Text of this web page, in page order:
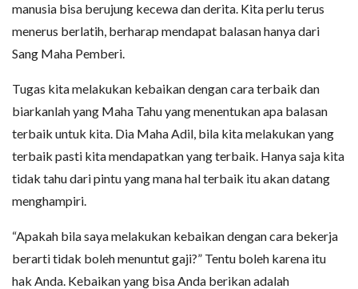
manusia bisa berujung kecewa dan derita. Kita perlu terus
menerus berlatih, berharap mendapat balasan hanya dari
Sang Maha Pemberi.
Tugas kita melakukan kebaikan dengan cara terbaik dan
biarkanlah yang Maha Tahu yang menentukan apa balasan
terbaik untuk kita. Dia Maha Adil, bila kita melakukan yang
terbaik pasti kita mendapatkan yang terbaik. Hanya saja kita
tidak tahu dari pintu yang mana hal terbaik itu akan datang
menghampiri.
“Apakah bila saya melakukan kebaikan dengan cara bekerja
berarti tidak boleh menuntut gaji?” Tentu boleh karena itu
hak Anda. Kebaikan yang bisa Anda berikan adalah